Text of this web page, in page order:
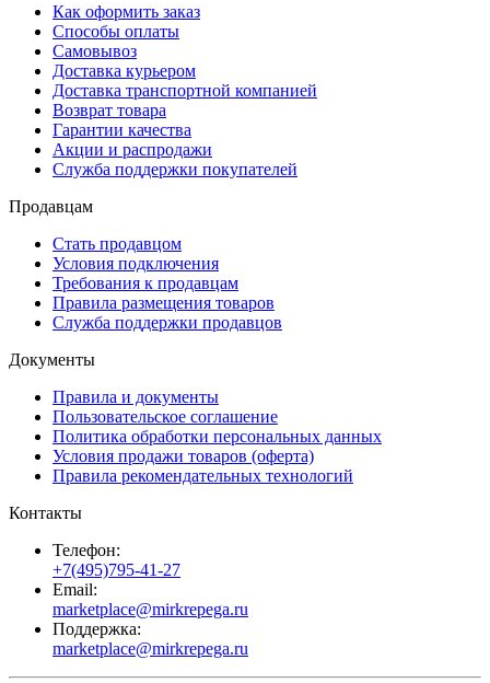
Как оформить заказ
Способы оплаты
Самовывоз
Доставка курьером
Доставка транспортной компанией
Возврат товара
Гарантии качества
Акции и распродажи
Служба поддержки покупателей
Продавцам
Стать продавцом
Условия подключения
Требования к продавцам
Правила размещения товаров
Служба поддержки продавцов
Документы
Правила и документы
Пользовательское соглашение
Политика обработки персональных данных
Условия продажи товаров (оферта)
Правила рекомендательных технологий
Контакты
Телефон:
+7(495)795-41-27
Email:
marketplace@mirkrepega.ru
Поддержка:
marketplace@mirkrepega.ru